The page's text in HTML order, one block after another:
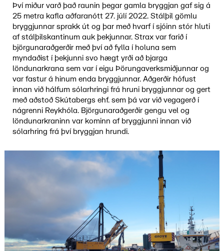
Því miður varð það raunin þegar gamla bryggjan gaf sig á
25 metra kafla aðfaranótt 27. júlí 2022. Stálþil gömlu
bryggjunnar sprakk út og þar með hvarf í sjóinn stór hluti
af stálþilskantinum auk þekjunnar. Strax var farið í
björgunaraðgerðir með því að fylla í holuna sem
myndaðist í þekjunni svo hægt yrði að bjarga
löndunarkrana sem var í eigu Þörungaverksmiðjunnar og
var fastur á hinum enda bryggjunnar. Aðgerðir hófust
innan við hálfum sólarhringi frá hruni bryggjunnar og gert
með aðstoð Skútabergs ehf. sem þá var við vegagerð í
nágrenni Reykhóla. Björgunaraðgerðir gengu vel og
löndunarkraninn var kominn af bryggjunni innan við
sólarhring frá því bryggjan hrundi.